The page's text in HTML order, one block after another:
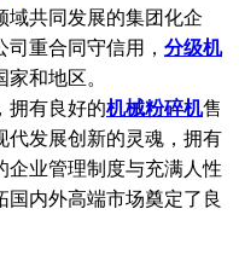
域共同发展的集团化企
重合同守信用， 分级机
和地区。
有良好的机械粉碎机售
代发展创新的灵魂，拥有
企业管理制度与充满人性
内外高端市场奠定了良